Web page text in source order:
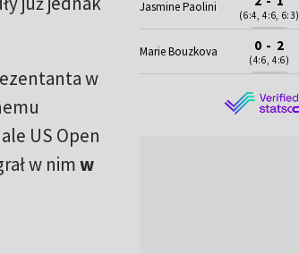
w
US Open
w nimw
Jasmine Paolini
(6:4, 4:6, 6:3)
Marie Bouzkova 0 - 2
(4:6, 4:6)